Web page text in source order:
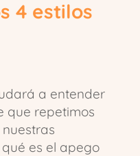
4 estilos
a entender
que repetimos
es el apego